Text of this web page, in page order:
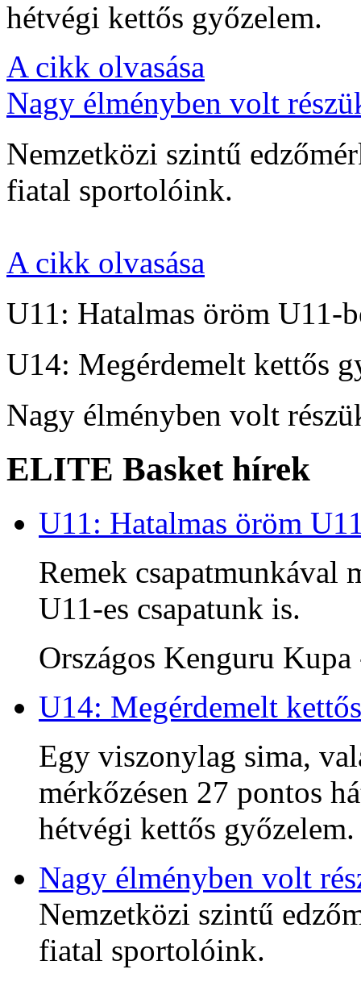
hétvégi kettős győzelem.
A cikk olvasása
Nagy élményben volt
Nemzetközi szintű
fiatal sportolóink.
A cikk olvasása
U11: Hatalmas öröm U11-
U14: Megérdemelt kettős
Nagy élményben volt
ELITE Basket hírek
U11: Hatalmas öröm
Remek csapatmunkával
U11-es csapatunk is.
Országos Kenguru
U14: Megérdemelt
Egy viszonylag sima,
mérkőzésen 27 pontos
hétvégi kettős győzelem.
Nagy élményben volt
Nemzetközi szintű
fiatal sportolóink.